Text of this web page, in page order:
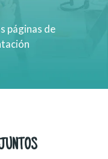
páginas de